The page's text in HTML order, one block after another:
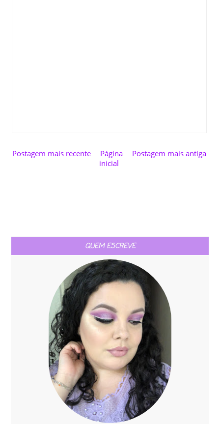
Postagem mais recente Postagem mais antiga
Página
inicial
QUEM ESCREVE